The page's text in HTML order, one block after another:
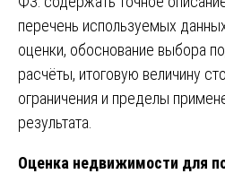
перечень используемых
оценки, обоснование выбора
расчёты, итоговую величину
ограничения и пределы
результата.
Оценка недвижимости для